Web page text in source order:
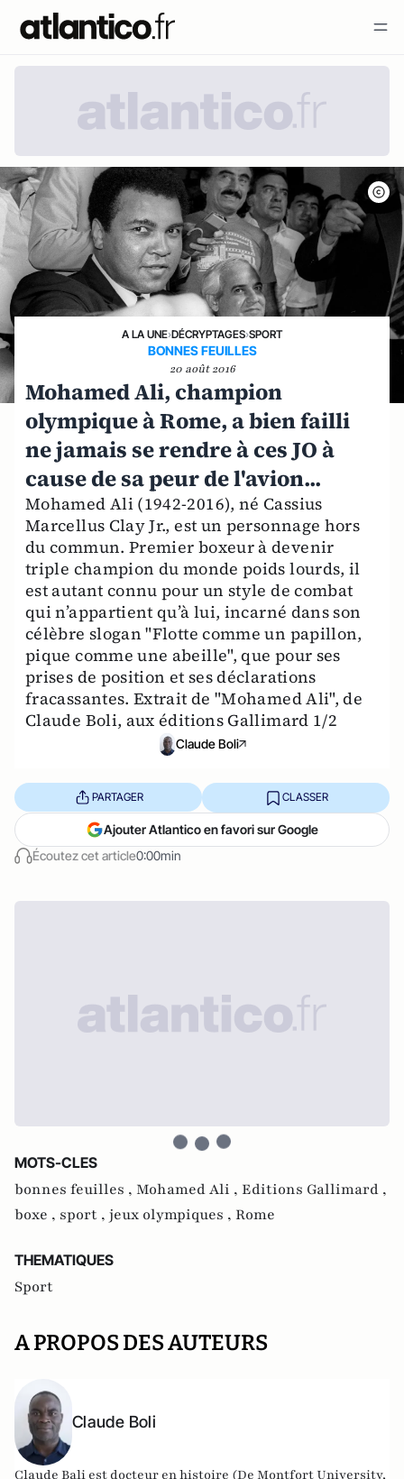
A LA UNE›DÉCRYPTAGES›SPORT
BONNES FEUILLES
20 août 2016
Mohamed Ali, champion
olympique à Rome, a bien failli
ne jamais se rendre à ces JO à
cause de sa peur de l'avion...
Mohamed Ali (1942-2016), né Cassius
Marcellus Clay Jr., est un personnage hors
du commun. Premier boxeur à devenir
triple champion du monde poids lourds, il
est autant connu pour un style de combat
qui n’appartient qu’à lui, incarné dans son
célèbre slogan "Flotte comme un papillon,
pique comme une abeille", que pour ses
prises de position et ses déclarations
fracassantes. Extrait de "Mohamed Ali", de
Claude Boli, aux éditions Gallimard 1/2
Claude Boli
Écoutez cet article0:00min
PARTAGER CLASSER
Ajouter Atlantico en favori sur Google
MOTS-CLES
bonnes feuilles , Mohamed Ali , Editions Gallimard ,
boxe , sport , jeux olympiques , Rome
THEMATIQUES
Sport
A PROPOS DES AUTEURS
Claude Boli
Claude Bali est docteur en histoire (De Montfort University,